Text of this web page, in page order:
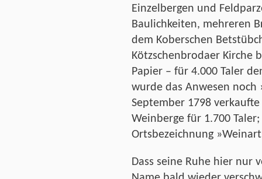
Einzelbergen und
Baulichkeiten, mehreren
dem Koberschen
Kötzschenbrodaer Kirche
Papier – für 4.000 Taler
wurde das Anwesen noch
September 1798
Weinberge für 1.700
Ortsbezeichnung
Dass seine Ruhe hier nur